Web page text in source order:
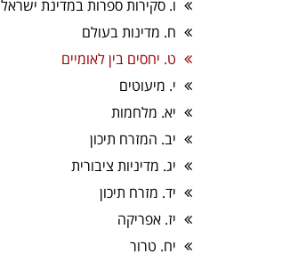
ו. סקירות ספרות במדינת ישראל
ח. מדינות בעולם
ט. יחסים בין לאומיים
י. מיעוטים
יא. מלחמות
יב. המזרח תיכון
יג. מדיניות ציבורית
יד. מזרח תיכון
יז. אפריקה
יח. טרור